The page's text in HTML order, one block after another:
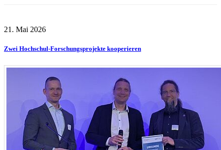
21. Mai 2026
Zwei Hochschul-Forschungsprojekte kooperieren